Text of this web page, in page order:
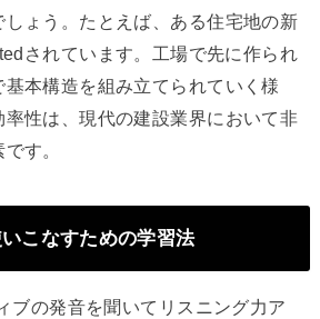
しょう。たとえば、ある住宅地の新
されています。工場で先に作られ
本構造を組み立てられていく様
性は、現代の建設業界において非
す。
こなすための学習法
ブの発音を聞いてリスニング力ア